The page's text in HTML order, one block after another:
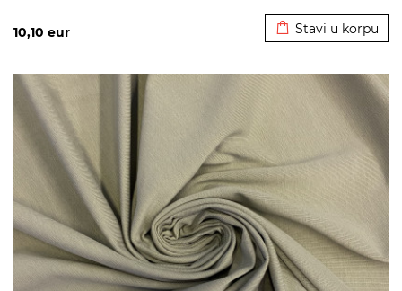
10,10 eur Stavi u korpu